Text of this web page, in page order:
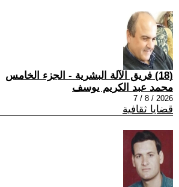
(18) فريق الآلة البشرية - الجزء الخامس
محمد عبد الكريم يوسف
2026 / 8 / 7
قضايا ثقافية